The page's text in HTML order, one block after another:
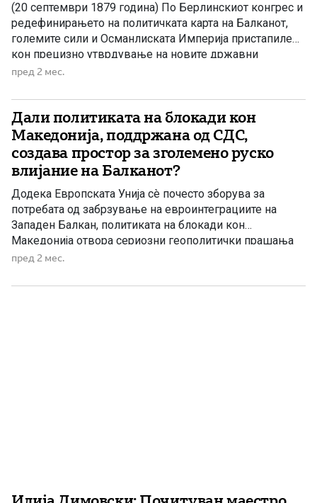
(20 септември 1879 година) По Берлинскиот конгрес и
редефинирањето на политичката карта на Балканот,
големите сили и Османлиската Империја пристапиле
кон прецизно утврдување на новите државни
граници. Еден од документите што има особено
септември 1879 година, во кој детално е опишана
границата помеѓу Кнежевството Бугарија и
Османлиската […]
пред 2 мес.
Дали политиката на блокади кон
Македонија, поддржана од СДС,
создава простор за зголемено руско
влијание на Балканот?
Додека Европската Унија сè почесто зборува за
потребата од забрзување на евроинтеграциите на
Западен Балкан, политиката на блокади кон
Македонија отвора сериозни геополитички прашања
за иднината на регионот. Сè погласно се поставува
поддржани од СДС и Венко Филипче, всушност
пред 2 мес.